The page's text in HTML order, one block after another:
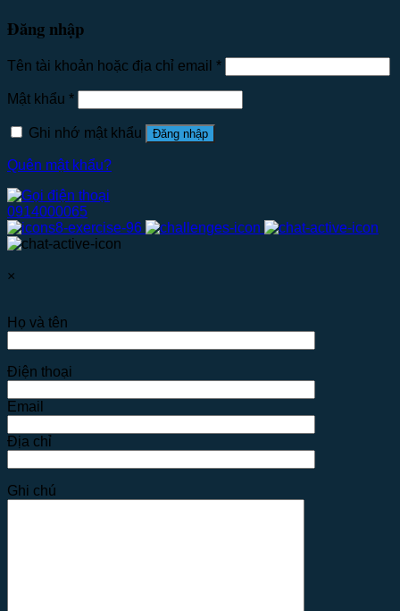
Đăng nhập
Tên tài khoản hoặc địa chỉ email *
Mật khẩu *
Ghi nhớ mật khẩu Đăng nhập
Quên mật khẩu?
0914000065
×
Họ và tên
Điện thoại
Email
Địa chỉ
Ghi chú